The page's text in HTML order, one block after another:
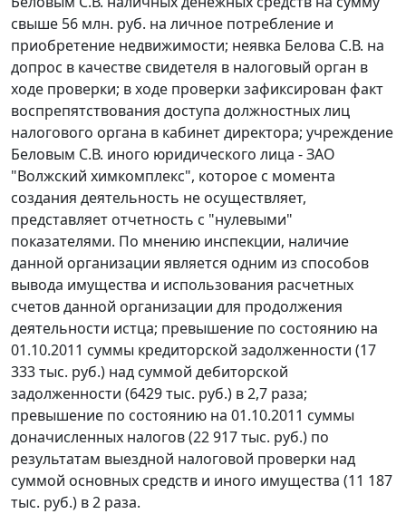
свыше 56 млн. руб. на личное потребление и
приобретение недвижимости; неявка Белова С.В. на
допрос в качестве свидетеля в налоговый орган в
ходе проверки; в ходе проверки зафиксирован факт
воспрепятствования доступа должностных лиц
налогового органа в кабинет директора; учреждение
Беловым С.В. иного юридического лица - ЗАО
"Волжский химкомплекс", которое с момента
создания деятельность не осуществляет,
представляет отчетность с "нулевыми"
показателями. По мнению инспекции, наличие
данной организации является одним из способов
вывода имущества и использования расчетных
счетов данной организации для продолжения
деятельности истца; превышение по состоянию на
01.10.2011 суммы кредиторской задолженности (17
333 тыс. руб.) над суммой дебиторской
задолженности (6429 тыс. руб.) в 2,7 раза;
превышение по состоянию на 01.10.2011 суммы
доначисленных налогов (22 917 тыс. руб.) по
результатам выездной налоговой проверки над
суммой основных средств и иного имущества (11 187
тыс. руб.) в 2 раза.